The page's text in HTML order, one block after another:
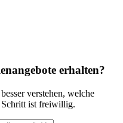
erhalten?
verstehen, welche
Schritt ist freiwillig.